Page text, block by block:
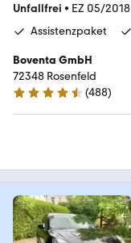
Unfallfrei • EZ 05/2018
Assistenzpaket
Boventa GmbH
72348 Rosenfeld
4.5 Sterne
(488)